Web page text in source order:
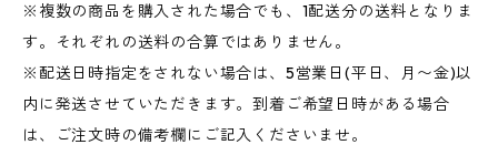
※複数の商品を購入された場合でも、1配送分の送料となりま
す。それぞれの送料の合算ではありません。
※配送日時指定をされない場合は、5営業日(平日、月〜金)以
内に発送させていただきます。到着ご希望日時がある場合
は、ご注文時の備考欄にご記入くださいませ。